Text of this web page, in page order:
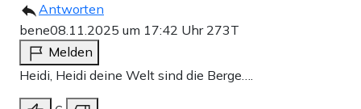
Antworten
bene08.11.2025 um 17:42 Uhr 273T
Melden
Heidi, Heidi deine Welt sind die Berge….